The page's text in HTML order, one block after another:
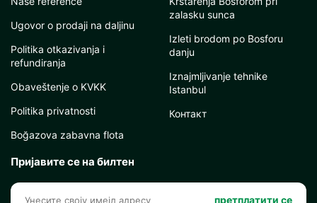
Ugovor o prodaji na daljinu
Politika otkazivanja i
refundiranja
Obaveštenje o KVKK
Politika privatnosti
Boğazova zabavna flota
zalasku sunca
Izleti brodom po Bosforu
danju
Iznajmljivanje tehnike
Istanbul
Контакт
Пријавите се на билтен
претплатити се